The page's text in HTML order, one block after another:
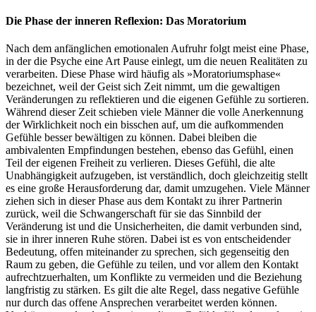
Die Phase der inneren Reflexion: Das Moratorium
Nach dem anfänglichen emotionalen Aufruhr folgt meist eine Phase,
in der die Psyche eine Art Pause einlegt, um die neuen Realitäten zu
verarbeiten. Diese Phase wird häufig als »Moratoriumsphase«
bezeichnet, weil der Geist sich Zeit nimmt, um die gewaltigen
Veränderungen zu reflektieren und die eigenen Gefühle zu sortieren.
Während dieser Zeit schieben viele Männer die volle Anerkennung
der Wirklichkeit noch ein bisschen auf, um die aufkommenden
Gefühle besser bewältigen zu können. Dabei bleiben die
ambivalenten Empfindungen bestehen, ebenso das Gefühl, einen
Teil der eigenen Freiheit zu verlieren. Dieses Gefühl, die alte
Unabhängigkeit aufzugeben, ist verständlich, doch gleichzeitig stellt
es eine große Herausforderung dar, damit umzugehen. Viele Männer
ziehen sich in dieser Phase aus dem Kontakt zu ihrer Partnerin
zurück, weil die Schwangerschaft für sie das Sinnbild der
Veränderung ist und die Unsicherheiten, die damit verbunden sind,
sie in ihrer inneren Ruhe stören. Dabei ist es von entscheidender
Bedeutung, offen miteinander zu sprechen, sich gegenseitig den
Raum zu geben, die Gefühle zu teilen, und vor allem den Kontakt
aufrechtzuerhalten, um Konflikte zu vermeiden und die Beziehung
langfristig zu stärken. Es gilt die alte Regel, dass negative Gefühle
nur durch das offene Ansprechen verarbeitet werden können.